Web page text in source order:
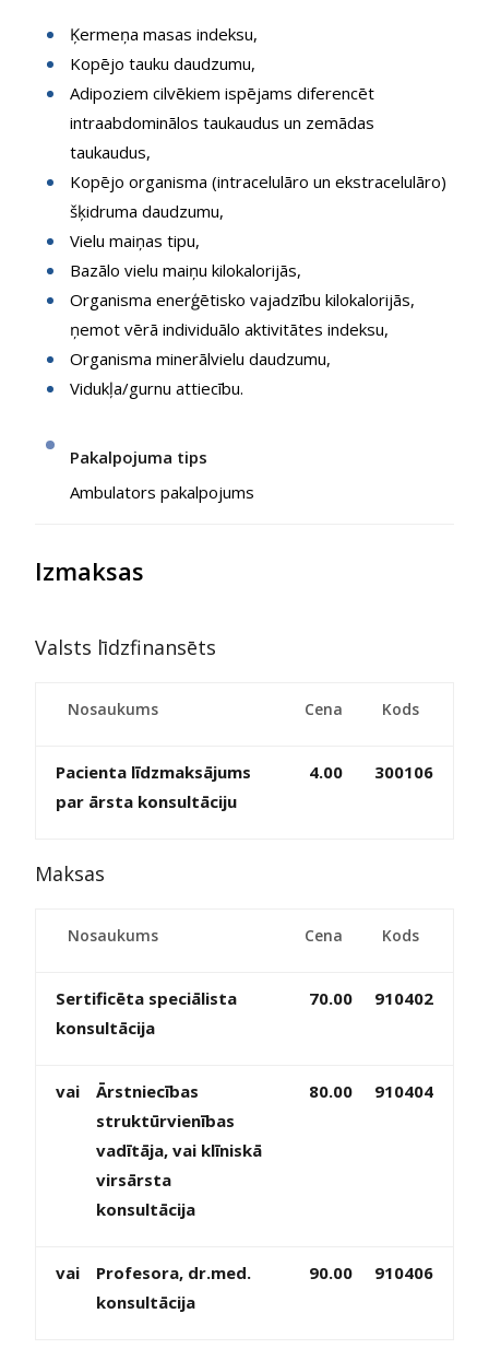
Ķermeņa masas indeksu,
Kopējo tauku daudzumu,
Adipoziem cilvēkiem ispējams diferencēt
intraabdominālos taukaudus un zemādas
taukaudus,
Kopējo organisma (intracelulāro un ekstracelulāro)
šķidruma daudzumu,
Vielu maiņas tipu,
Bazālo vielu maiņu kilokalorijās,
Organisma enerģētisko vajadzību kilokalorijās,
ņemot vērā individuālo aktivitātes indeksu,
Organisma minerālvielu daudzumu,
Vidukļa/gurnu attiecību.
Pakalpojuma tips
Ambulators pakalpojums
Izmaksas
Valsts līdzfinansēts
Nosaukums Cena Kods
Pacienta līdzmaksājums
par ārsta konsultāciju
4.00 300106
Maksas
Nosaukums Cena Kods
Sertificēta speciālista
konsultācija
70.00 910402
vai
Ārstniecības
struktūrvienības
vadītāja, vai klīniskā
virsārsta
konsultācija
80.00 910404
vai
Profesora, dr.med.
konsultācija
90.00 910406